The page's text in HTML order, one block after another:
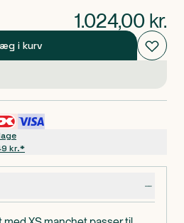
1.024,00 kr.
i kurv
kr.*